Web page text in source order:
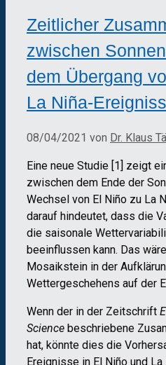
Zeitlicher
zwischen
dem Übergang
La Niña-
08/04/2021 von Dr. Klaus
Eine neue Studie [1] zeigt
zwischen dem Ende der
Wechsel von El Niño zu La
darauf hindeutet, dass die
die saisonale
beeinflussen kann. Das
Mosaikstein in der
Wettergeschehens auf der
Wenn der in der Zeitschrift
Science beschriebene
hat, könnte dies die
Ereignisse in El Niño und